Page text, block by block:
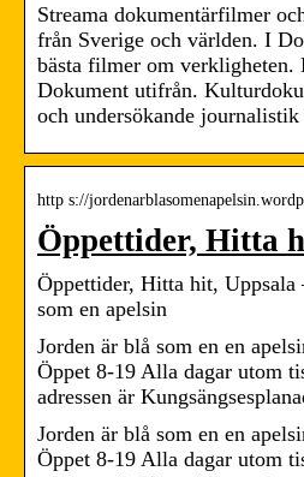
Streama dokumentärfilmer
från Sverige och världen. I
bästa filmer om verkligheten.
Dokument utifrån.
och undersökande
http s://
Öppettider, Hitta
Öppettider, Hitta hit, Uppsala
som en apelsin
Jorden är blå som en en
Öppet 8-19 Alla dagar utom
adressen är
Jorden är blå som en en
Öppet 8-19 Alla dagar utom